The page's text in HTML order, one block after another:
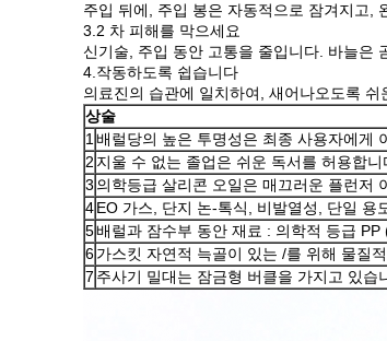
주입 뒤에, 주입 봉은 자동적으로 잠겨지고,
3.2 차 피해를 막으세요
신기술, 주입 동안 고통을 줄입니다. 바늘은
4.작동하도록 쉽습니다
의료진의 습관에 일치하여, 새어나오도록 쉬
상술
1 배럴당의 높은 투명성은 최종 사용자에게
2 지울 수 없는 졸업은 쉬운 독서를 허용합니
3 의학등급 살리콘 오일은 매끄러운 플런저
4EO 가스, 단지 논-톡식, 비발열성, 단일 용
5배럴과 잠수부 동안 재료 : 의학적 등급 PP
6가스킷 자연적 늑골이 있는 /를 위해 물질
7 주사기 밀대는 잠금형 버클을 가지고 있습